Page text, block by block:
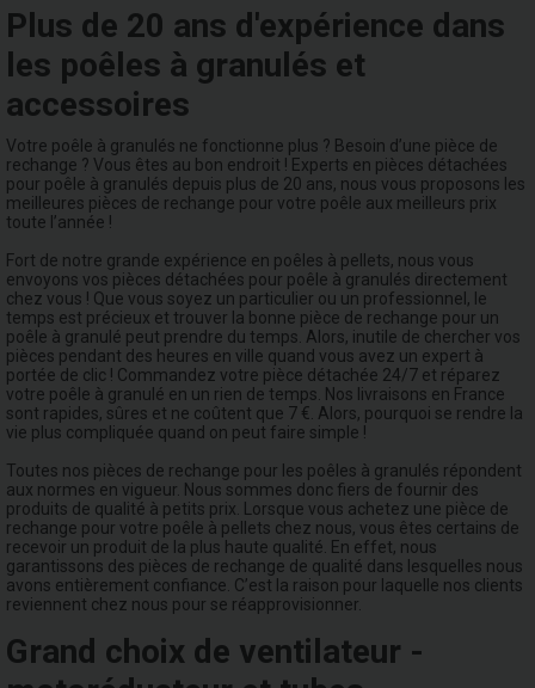
Plus de 20 ans d'expérience dans
les poêles à granulés et
accessoires
Votre poêle à granulés ne fonctionne plus ? Besoin d’une pièce de
rechange ? Vous êtes au bon endroit ! Experts en pièces détachées
pour poêle à granulés depuis plus de 20 ans, nous vous proposons les
meilleures pièces de rechange pour votre poêle aux meilleurs prix
toute l’année !
Fort de notre grande expérience en poêles à pellets, nous vous
envoyons vos pièces détachées pour poêle à granulés directement
chez vous ! Que vous soyez un particulier ou un professionnel, le
temps est précieux et trouver la bonne pièce de rechange pour un
poêle à granulé peut prendre du temps. Alors, inutile de chercher vos
pièces pendant des heures en ville quand vous avez un expert à
portée de clic ! Commandez votre pièce détachée 24/7 et réparez
votre poêle à granulé en un rien de temps. Nos livraisons en France
sont rapides, sûres et ne coûtent que 7 €. Alors, pourquoi se rendre la
vie plus compliquée quand on peut faire simple !
Toutes nos pièces de rechange pour les poêles à granulés répondent
aux normes en vigueur. Nous sommes donc fiers de fournir des
produits de qualité à petits prix. Lorsque vous achetez une pièce de
rechange pour votre poêle à pellets chez nous, vous êtes certains de
recevoir un produit de la plus haute qualité. En effet, nous
garantissons des pièces de rechange de qualité dans lesquelles nous
avons entièrement confiance. C’est la raison pour laquelle nos clients
reviennent chez nous pour se réapprovisionner.
Grand choix de ventilateur -